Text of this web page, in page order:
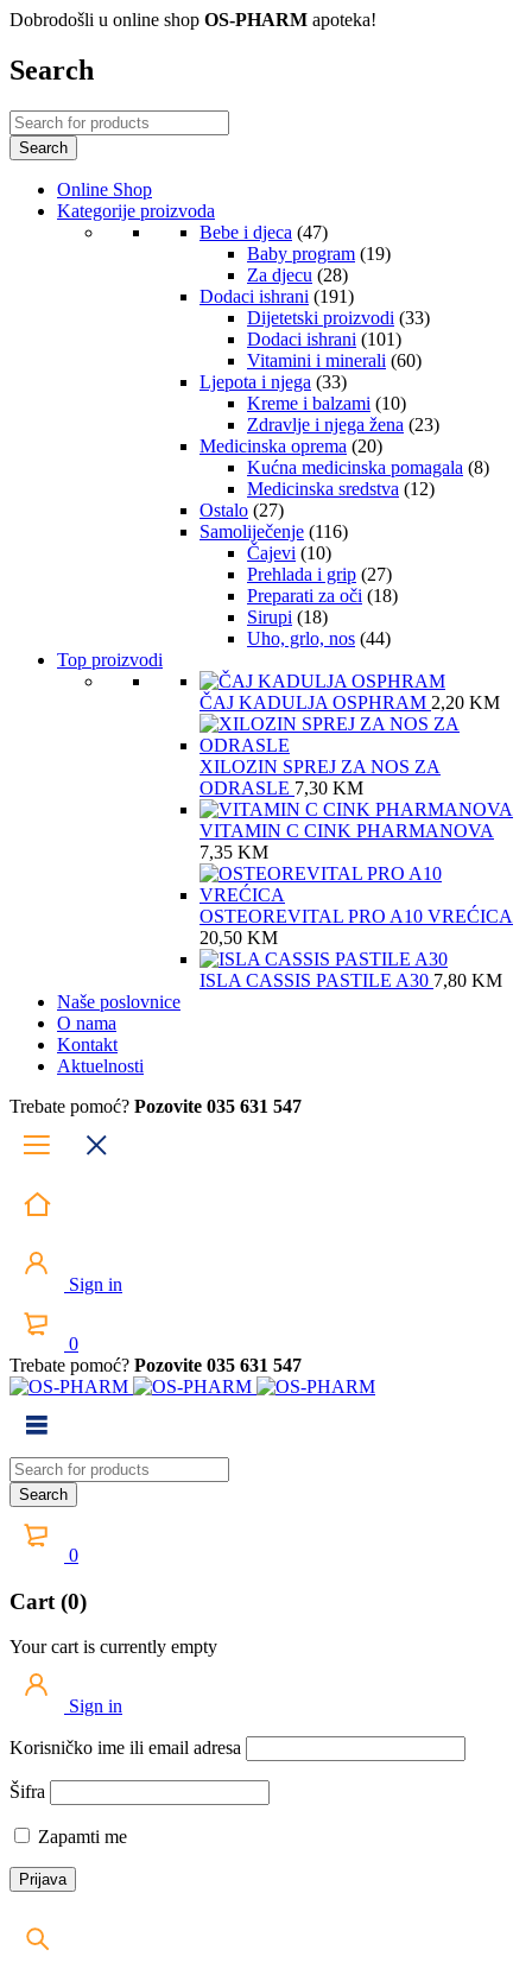
Dobrodošli u online shop OS-PHARM apoteka!
Search
Online Shop
Kategorije proizvoda
Bebe i djeca (47)
Baby program (19)
Za djecu (28)
Dodaci ishrani (191)
Dijetetski proizvodi (33)
Dodaci ishrani (101)
Vitamini i minerali (60)
Ljepota i njega (33)
Kreme i balzami (10)
Zdravlje i njega žena (23)
Medicinska oprema (20)
Kućna medicinska pomagala (8)
Medicinska sredstva (12)
Ostalo (27)
Samoliječenje (116)
Čajevi (10)
Prehlada i grip (27)
Preparati za oči (18)
Sirupi (18)
Uho, grlo, nos (44)
Top proizvodi
ČAJ KADULJA OSPHRAM 2,20 KM
XILOZIN SPREJ ZA NOS ZA
ODRASLE 7,30 KM
VITAMIN C CINK PHARMANOVA
7,35 KM
OSTEOREVITAL PRO A10 VREĆICA
20,50 KM
ISLA CASSIS PASTILE A30 7,80 KM
Naše poslovnice
O nama
Kontakt
Aktuelnosti
Trebate pomoć? Pozovite 035 631 547
Sign in
0
Trebate pomoć? Pozovite 035 631 547
0
Cart (0)
Your cart is currently empty
Sign in
Korisničko ime ili email adresa
Šifra
Zapamti me